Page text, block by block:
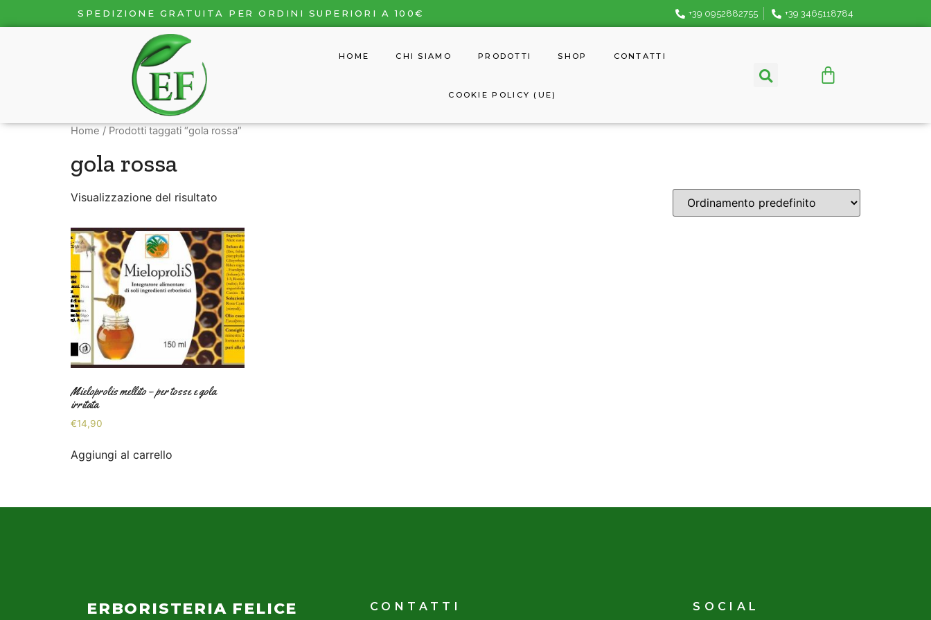
SPEDIZIONE GRATUITA PER ORDINI SUPERIORI A 100€ +39 0952882755 +39 3465118784
HOME CHI SIAMO PRODOTTI SHOP CONTATTI
COOKIE POLICY (UE)
Home / Prodotti taggati “gola rossa”
gola rossa
Visualizzazione del risultato
Mieloprolis mellito – per tosse e gola
irritata
€14,90
Aggiungi al carrello
ERBORISTERIA FELICE CONTATTI SOCIAL